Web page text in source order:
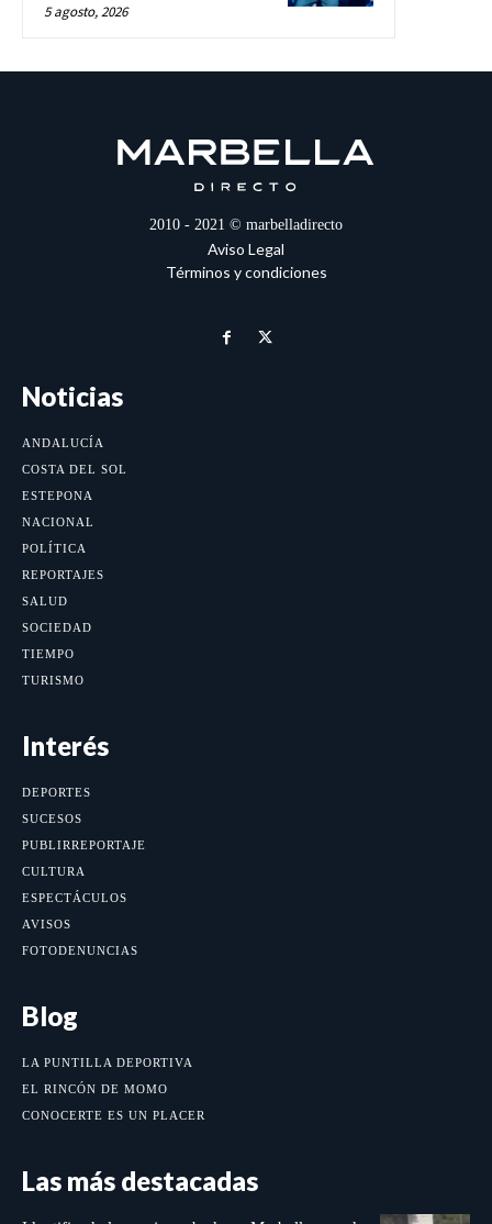
5 agosto, 2026
2010 - 2021 © marbelladirecto
Aviso Legal
Términos y condiciones
Noticias
ANDALUCÍA
COSTA DEL SOL
ESTEPONA
NACIONAL
POLÍTICA
REPORTAJES
SALUD
SOCIEDAD
TIEMPO
TURISMO
Interés
DEPORTES
SUCESOS
PUBLIRREPORTAJE
CULTURA
ESPECTÁCULOS
AVISOS
FOTODENUNCIAS
Blog
LA PUNTILLA DEPORTIVA
EL RINCÓN DE MOMO
CONOCERTE ES UN PLACER
Las más destacadas